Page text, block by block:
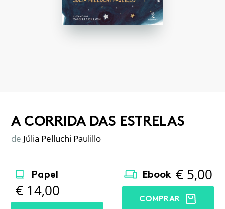
A CORRIDA DAS ESTRELAS
de Júlia Pelluchi Paulillo
Papel
€ 14,00
Ebook € 5,00
COMPRAR